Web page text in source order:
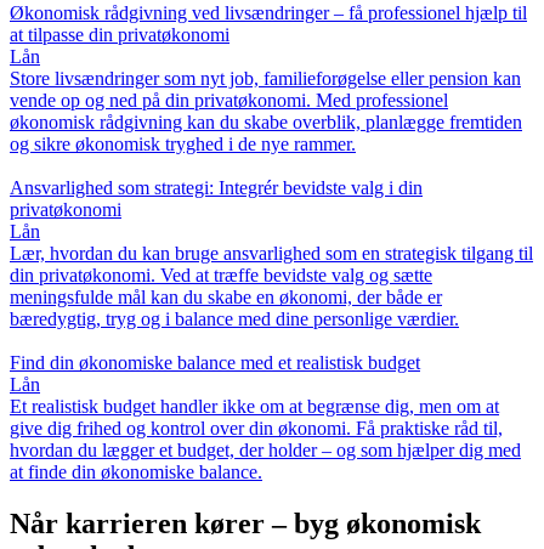
Økonomisk rådgivning ved livsændringer – få professionel hjælp til
at tilpasse din privatøkonomi
Lån
Store livsændringer som nyt job, familieforøgelse eller pension kan
vende op og ned på din privatøkonomi. Med professionel
økonomisk rådgivning kan du skabe overblik, planlægge fremtiden
og sikre økonomisk tryghed i de nye rammer.
Ansvarlighed som strategi: Integrér bevidste valg i din
privatøkonomi
Lån
Lær, hvordan du kan bruge ansvarlighed som en strategisk tilgang til
din privatøkonomi. Ved at træffe bevidste valg og sætte
meningsfulde mål kan du skabe en økonomi, der både er
bæredygtig, tryg og i balance med dine personlige værdier.
Find din økonomiske balance med et realistisk budget
Lån
Et realistisk budget handler ikke om at begrænse dig, men om at
give dig frihed og kontrol over din økonomi. Få praktiske råd til,
hvordan du lægger et budget, der holder – og som hjælper dig med
at finde din økonomiske balance.
Når karrieren kører – byg økonomisk